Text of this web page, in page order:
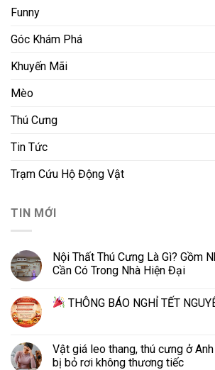
Funny
Góc Khám Phá
Khuyến Mãi
Mèo
Thú Cưng
Tin Tức
Trạm Cứu Hộ Động Vật
TIN MỚI
Nội Thất Thú Cưng Là Gì? Gồm
Cần Có Trong Nhà Hiện Đại
THÔNG BÁO NGHỈ TẾT
Vật giá leo thang, thú cưng ở
bị bỏ rơi không thương tiếc